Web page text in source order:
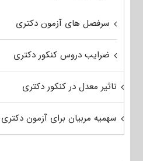
سرفصل های آزمون دکتری
ضرایب دروس کنکور دکتری
تاثیر معدل در کنکور دکتری
سهمیه مربیان برای آزمون دکتری